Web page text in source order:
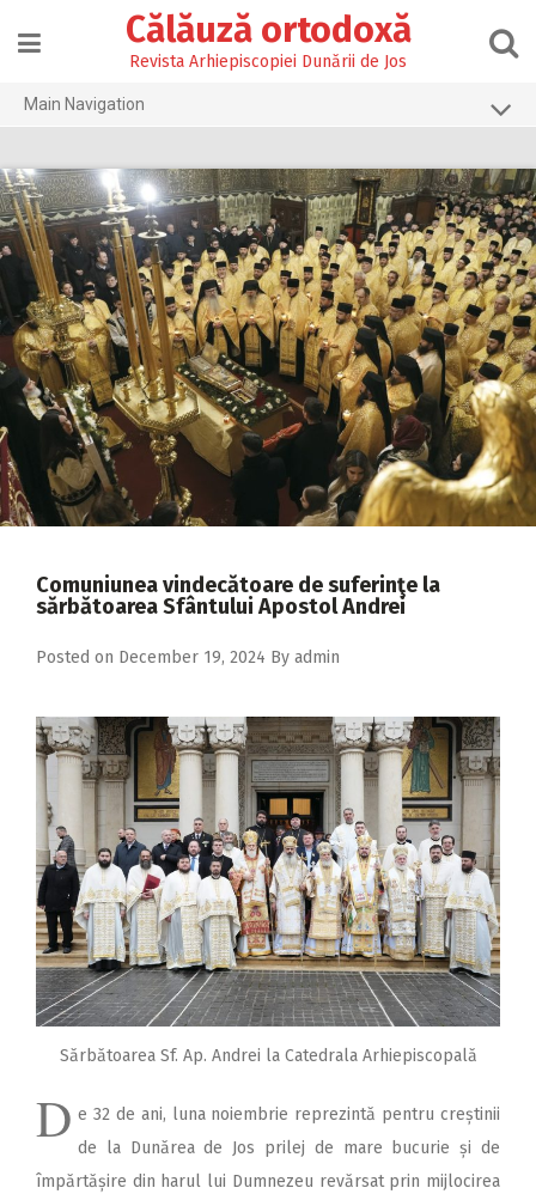
content
Călăuză ortodoxă
Revista Arhiepiscopiei Dunării de Jos
Main Navigation
2026
2025
2024
2023
2022
2021
2020
2019
2017
2014
2013
2012
2011
2010
2009
Comuniunea vindecătoare de suferinţe la
sărbătoarea Sfântului Apostol Andrei
Posted on December 19, 2024 By admin
Sărbătoarea Sf. Ap. Andrei la Catedrala Arhiepiscopală
D e 32 de ani, luna noiembrie reprezintă pentru creștinii
de la Dunărea de Jos prilej de mare bucurie și de
împărtășire din harul lui Dumnezeu revărsat prin mijlocirea